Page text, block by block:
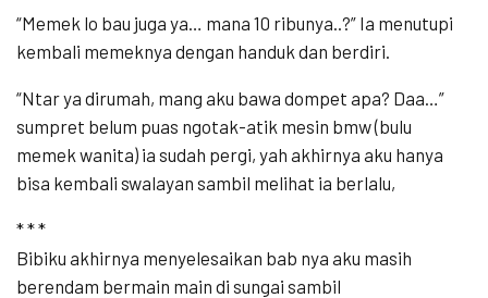
“Memek lo bau juga ya… mana 10 ribunya..?” Ia menutupi
kembali memeknya dengan handuk dan berdiri.
“Ntar ya dirumah, mang aku bawa dompet apa? Daa…”
sumpret belum puas ngotak-atik mesin bmw (bulu
memek wanita) ia sudah pergi, yah akhirnya aku hanya
bisa kembali swalayan sambil melihat ia berlalu,
* * *
Bibiku akhirnya menyelesaikan bab nya aku masih
berendam bermain main di sungai sambil